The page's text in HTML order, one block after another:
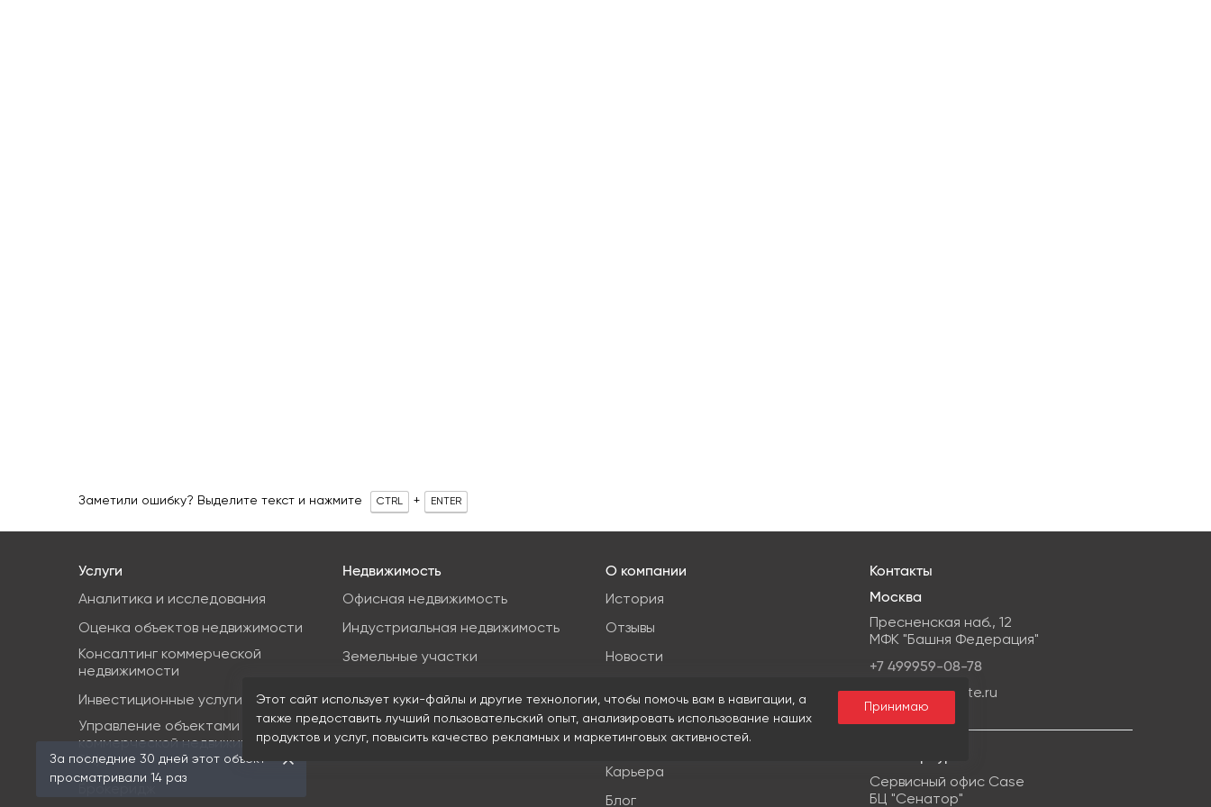
Заметили ошибку? Выделите текст и нажмите CTRL + ENTER
Услуги
Аналитика и исследования
Оценка объектов недвижимости
Консалтинг коммерческой
недвижимости
Инвестиционные услуги
Управление объектами
коммерческой недвижимости (PM &
FM)
Недвижимость
Офисная недвижимость
Индустриальная недвижимость
Земельные участки
О компании
История
Отзывы
Новости
Клиенты
Руководство
Карьера
Блог
Контакты
Москва
Пресненская наб., 12
МФК "Башня Федерация"
+7 499959-08-78
info@ipg-estate.ru
Сервисный офис Case
БЦ "Сенатор"
За последние 30 дней этот объект
просматривали 14 раз
Этот сайт использует куки-файлы и другие технологии, чтобы помочь вам в навигации, а
также предоставить лучший пользовательский опыт, анализировать использование наших
продуктов и услуг, повысить качество рекламных и маркетинговых активностей.
Принимаю